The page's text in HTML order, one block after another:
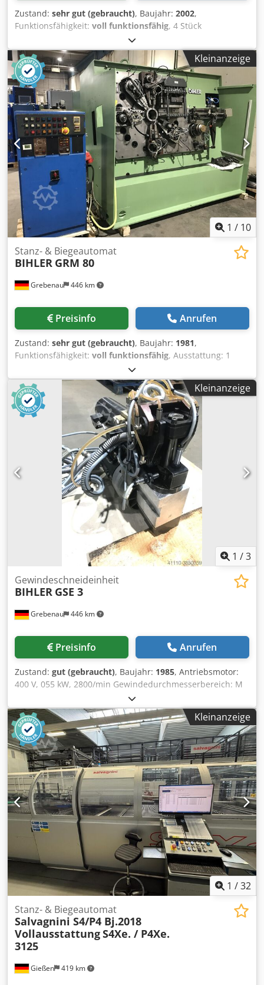
Zustand: sehr gut (gebraucht), Baujahr: 2002,
Funktionsfähigkeit: voll funktionsfähig, 4 Stück
LAFRANCONI Breitschlittenaggregate für BIHLER MC 42 /
RM 40 Csdpfx Ajmrnlbjm Rsrf
Kleinanzeige
1 / 10
Grebenau 446 km
Stanz- & Biegeautomat
BIHLER GRM 80
Preisinfo Anrufen
Zustand: sehr gut (gebraucht), Baujahr: 1981,
Funktionsfähigkeit: voll funktionsfähig, Ausstattung: 1
Schlitteneinzug rechts 1 Exzenterpresse 250 kN 4 Normal-
Schlittenaggregat 1 Schmal-Schlittenaggregate
Arbeitsbereich: Drahtstärkebereich: bis 6,0 mm
Bandbreite: bis 80 mm Einzugslänge: bis 520 mm Leistung:
10 - 250/min. Crsdpfxjr D N Eqj Am Rsf
Kleinanzeige
1 /3
Grebenau 446 km
Gewindeschneideinheit
BIHLER GSE 3
Preisinfo Anrufen
Zustand: gut (gebraucht), Baujahr: 1985, Antriebsmotor:
400 V, 055 kW, 2800/min Gewindedurchmesserbereich: M
1 - M 6 Csdpedzud Defx Am Rsrf Spindelub: max. 15 mm
Leistung: max. 120/min
Kleinanzeige
1 /32
Gießen 419 km
Stanz- & Biegeautomat
Salvagnini S4/P4 Bj.2018
VollausstattungS4Xe. / P4Xe.
3125